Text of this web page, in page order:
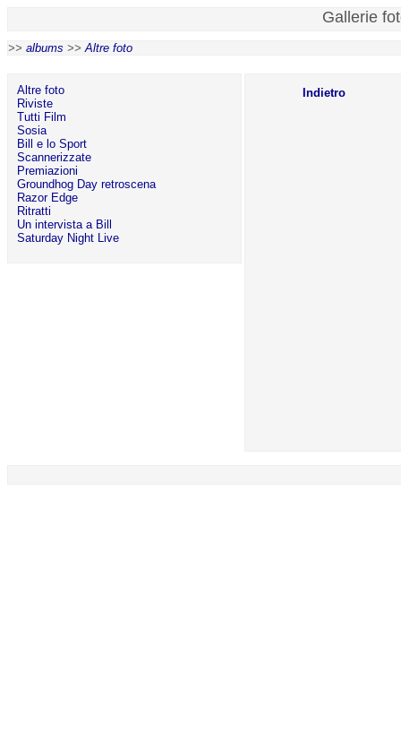
Gallerie
>> albums >>Altre foto
Altre foto
Riviste
Tutti Film
Sosia
Bill e lo Sport
Scannerizzate
Premiazioni
Groundhog Day retroscena
Razor Edge
Ritratti
Un intervista a Bill
Saturday Night Live
Indietro